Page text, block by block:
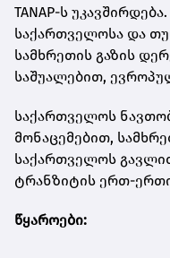
TANAP-ს
საქართველოსა და
სამხრეთის გაზის
საშუალებით,
საქართველოს
მონაცემებით,
საქართველოს
ტრანზიტის ერთ-
წყაროები: